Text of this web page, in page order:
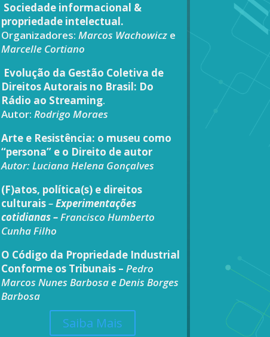
Sociedade informacional &
propriedade intelectual.
Organizadores: Marcos Wachowicze
Marcelle Cortiano
Evolução da Gestão Coletiva de
Direitos Autorais no Brasil: Do
Rádio ao Streaming.
Autor: Rodrigo Moraes
Arte e Resistência: o museu como
“persona” e o Direito de autor
Autor: Luciana Helena Gonçalves
(F)atos, política(s) e direitos
culturais–Experimentações
cotidianas –Francisco Humberto
Cunha Filho
O Código da Propriedade Industrial
Conforme os Tribunais – Pedro
Marcos Nunes Barbosa e Denis Borges
Barbosa
Saiba Mais